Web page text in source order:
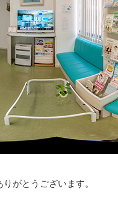
がとうございます。